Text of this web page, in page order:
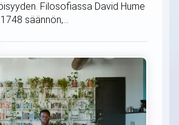
Filosofiassa David Hume
säännön,...